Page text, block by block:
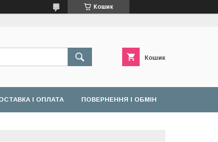
Кошик
Кошик
І ОПЛАТА ПОВЕРНЕННЯ І ОБМІН